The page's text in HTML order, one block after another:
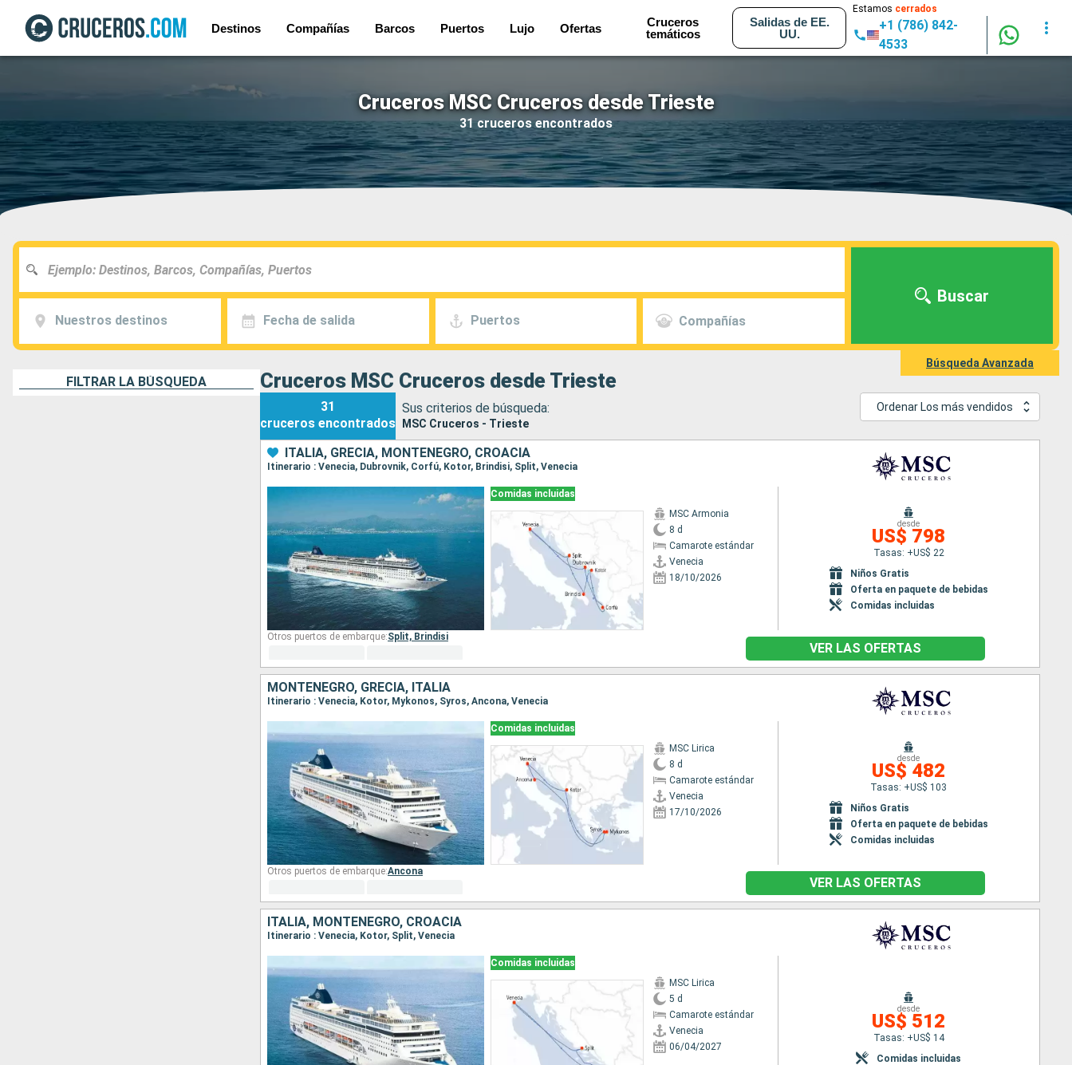
Destinos Compañías Barcos Puertos Lujo Ofertas
Cruceros
temáticos
Salidas de EE.
UU.
Estamos cerrados
+1 (786) 842-
4533
Cruceros MSC Cruceros desde Trieste
31 cruceros encontrados
Nuestros destinos Fecha de salida Puertos Compañías
Buscar
Búsqueda Avanzada
FILTRAR LA BÚSQUEDA Cruceros MSC Cruceros desde Trieste
31
cruceros encontrados
Sus criterios de búsqueda:
MSC Cruceros - Trieste
Ordenar Los más vendidos
ITALIA, GRECIA, MONTENEGRO, CROACIA
Itinerario : Venecia, Dubrovnik, Corfú, Kotor, Brindisi, Split, Venecia
Comidas incluidas
MSC Armonia
8 d
Camarote estándar
Venecia
18/10/2026
desde
US$ 798
Tasas: +US$ 22
Niños Gratis
Oferta en paquete de bebidas
Comidas incluidas
Otros puertos de embarque:Split, Brindisi
VER LAS OFERTAS
MONTENEGRO, GRECIA, ITALIA
Itinerario : Venecia, Kotor, Mykonos, Syros, Ancona, Venecia
Comidas incluidas
MSC Lirica
8 d
Camarote estándar
Venecia
17/10/2026
desde
US$ 482
Tasas: +US$ 103
Niños Gratis
Oferta en paquete de bebidas
Comidas incluidas
Otros puertos de embarque:Ancona
VER LAS OFERTAS
ITALIA, MONTENEGRO, CROACIA
Itinerario : Venecia, Kotor, Split, Venecia
Comidas incluidas
MSC Lirica
5 d
Camarote estándar
Venecia
06/04/2027
desde
US$ 512
Tasas: +US$ 14
Comidas incluidas